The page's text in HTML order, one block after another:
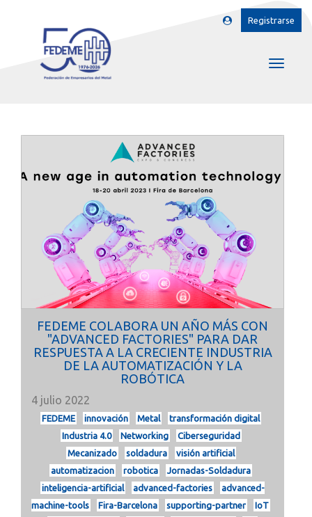
Registrarse
FEDEME COLABORA UN AÑO MÁS CON
"ADVANCED FACTORIES" PARA DAR
RESPUESTA A LA CRECIENTE INDUSTRIA
DE LA AUTOMATIZACIÓN Y LA
ROBÓTICA
4 julio 2022
FEDEME innovación Metal
transformación digital
Industria 4.0
Networking
Ciberseguridad
Mecanizado
soldadura
visión artificial
automatizacion
robotica
Jornadas-Soldadura
inteligencia-artificial
advanced-factories
advanced-
machine-tools
Fira-Barcelona supporting-partner
IoT